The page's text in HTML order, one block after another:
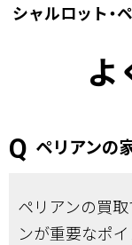
シャルロット・
よ
ペリアンの
ペリアンの買
ンが重要なポ